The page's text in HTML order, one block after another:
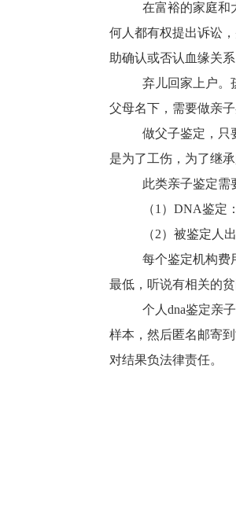
在富裕的家庭和
何人都有权提出诉讼
助确认或否认血缘关系
弃儿回家上户。
父母名下，需要做亲子
做父子鉴定，只
是为了工伤，为了继
此类亲子鉴定需
（1）DNA鉴定
（2）被鉴定人
每个鉴定机构费
最低，听说有相关的
个人dna鉴定亲
样本，然后匿名邮寄
对结果负法律责任。